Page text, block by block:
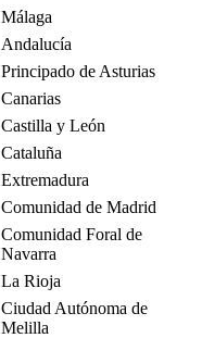
Málaga
Andalucía
Principado de Asturias
Canarias
Castilla y León
Cataluña
Extremadura
Comunidad de Madrid
Comunidad Foral de
Navarra
La Rioja
Ciudad Autónoma de
Melilla